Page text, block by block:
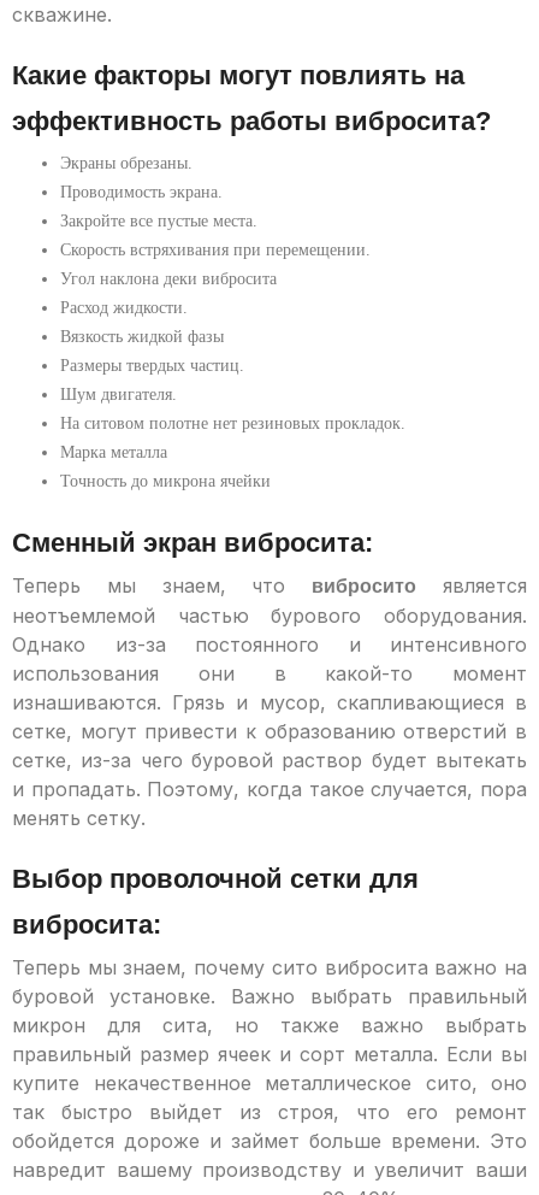
скважине.
Какие факторы могут повлиять на
эффективность работы вибросита?
Экраны обрезаны.
Проводимость экрана.
Закройте все пустые места.
Скорость встряхивания при перемещении.
Угол наклона деки вибросита
Расход жидкости.
Вязкость жидкой фазы
Размеры твердых частиц.
Шум двигателя.
На ситовом полотне нет резиновых прокладок.
Марка металла
Точность до микрона ячейки
Сменный экран вибросита:
Теперь мы знаем, что вибросито
является
неотъемлемой частью бурового оборудования.
Однако из-за постоянного и интенсивного
использования они в какой-то момент
изнашиваются. Грязь и мусор, скапливающиеся в
сетке, могут привести к образованию отверстий в
сетке, из-за чего буровой раствор будет вытекать
и пропадать. Поэтому, когда такое случается, пора
менять сетку.
Выбор проволочной сетки для
вибросита:
Теперь мы знаем, почему сито вибросита важно на
буровой установке. Важно выбрать правильный
микрон для сита, но также важно выбрать
правильный размер ячеек и сорт металла. Если вы
купите некачественное металлическое сито, оно
так быстро выйдет из строя, что его ремонт
обойдется дороже и займет больше времени. Это
навредит вашему производству и увеличит ваши